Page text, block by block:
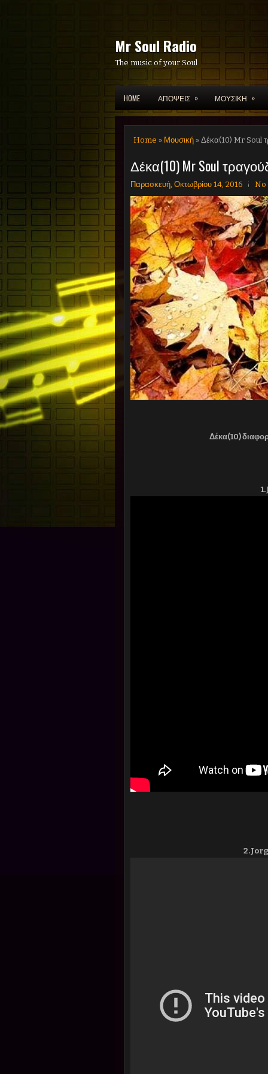
Mr Soul Radio
The music of your Soul
HOME ΑΠΟΨΕΙΣ » ΜΟΥΣΙΚΗ »
Home » Μουσική » Δέκα(10) Mr Soul
Δέκα(10) Mr Soul
Παρασκευή, Οκτωβρίου 14, 2016 No
Δέκα(10)